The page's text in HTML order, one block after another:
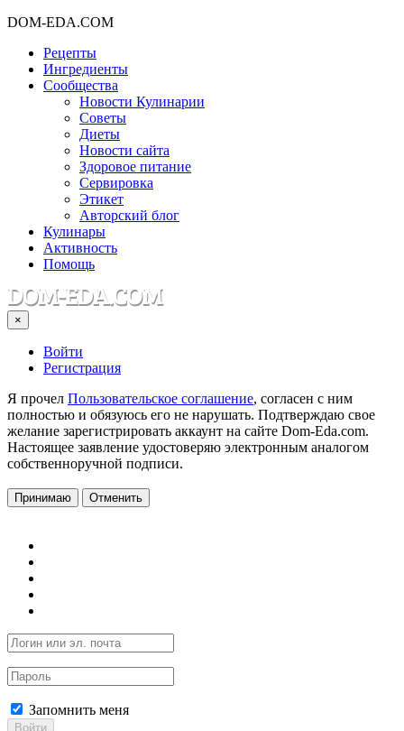
DOM-EDA.COM
Рецепты
Ингредиенты
Сообщества
Новости Кулинарии
Советы
Диеты
Новости сайта
Здоровое питание
Сервировка
Этикет
Авторский блог
Кулинары
Активность
Помощь
×
Войти
Регистрация
Я прочел Пользовательское соглашение, согласен с ним
полностью и обязуюсь его не нарушать. Подтверждаю свое
желание зарегистрировать аккаунт на сайте Dom-Eda.com.
Настоящее заявление удостоверяю электронным аналогом
собственноручной подписи.
Принимаю Отменить
Запомнить меня
Войти